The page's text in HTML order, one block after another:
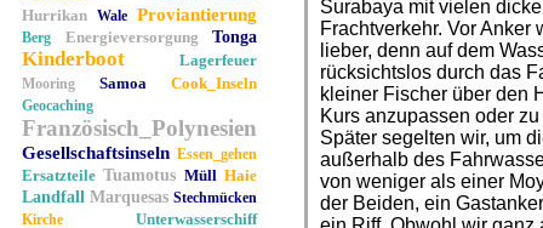
Hurrikan Wale Proviantierung
Berg Energieversorgung Tonga
Kinderboot Lagerfeuer
Mooring Samoa Cook_Inseln
Geocaching
Französisch_Polynesien
Gesellschaftsinseln Essen_gehen
Ersatzteile Tuamotus Müll Haie
Landfall Marquesas Stechmücken
Kirche
Unterwasserschiff
Surabaya mit vielen
Frachtverkehr. Vor
lieber, denn auf dem
rücksichtslos durch das
kleiner Fischer über den
Kurs anzupassen oder
Später segelten wir, um
außerhalb des
von weniger als einer
der Beiden, ein